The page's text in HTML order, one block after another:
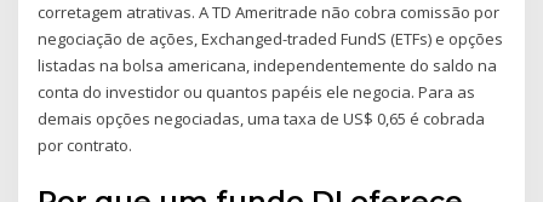
corretagem atrativas. A TD Ameritrade não cobra comissão por
negociação de ações, Exchanged-traded FundS (ETFs) e opções
listadas na bolsa americana, independentemente do saldo na
conta do investidor ou quantos papéis ele negocia. Para as
demais opções negociadas, uma taxa de US$ 0,65 é cobrada
por contrato.